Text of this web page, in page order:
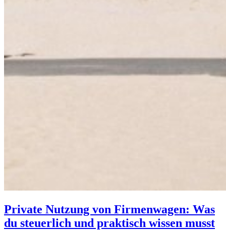
Private Nutzung von Firmenwagen: Was
du steuerlich und praktisch wissen musst